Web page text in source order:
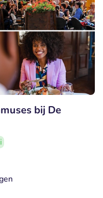
bij De